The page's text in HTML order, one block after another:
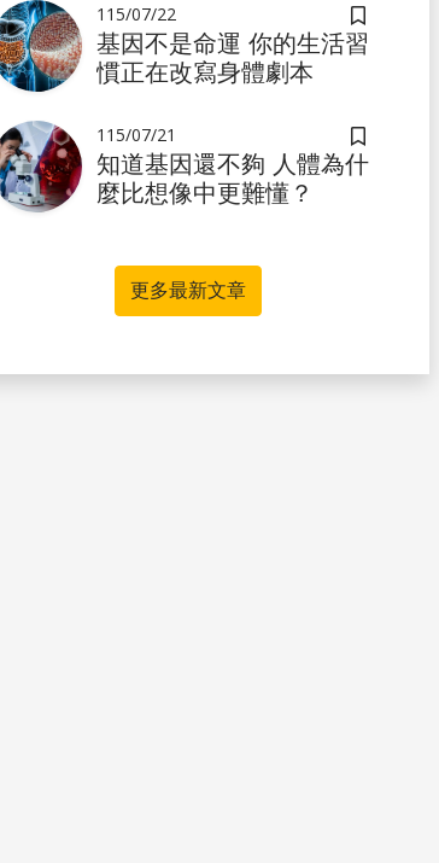
儲存書籤
115/07/22
基因不是命運 你的生活習
慣正在改寫身體劇本
儲存書籤
115/07/21
知道基因還不夠 人體為什
麼比想像中更難懂？
更多最新文章